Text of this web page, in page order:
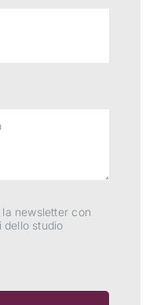
newsletter con
dello studio